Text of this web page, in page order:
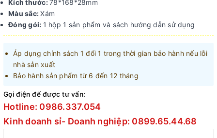
Kích thước:78*168*28mm
Màu sắc:Xám
Đóng gói: 1 hộp 1 sản phẩm và sách hướng dẫn sử dụng
Áp dụng chính sách 1 đổi 1 trong thời gian bảo hành nếu lỗi
nhà sản xuất
Bảo hành sản phẩm từ 6 đến 12 tháng
Gọi điện để được tư vấn:
Hotline: 0986.337.054
Kinh doanh sỉ- Doanh nghiệp: 0899.65.44.68